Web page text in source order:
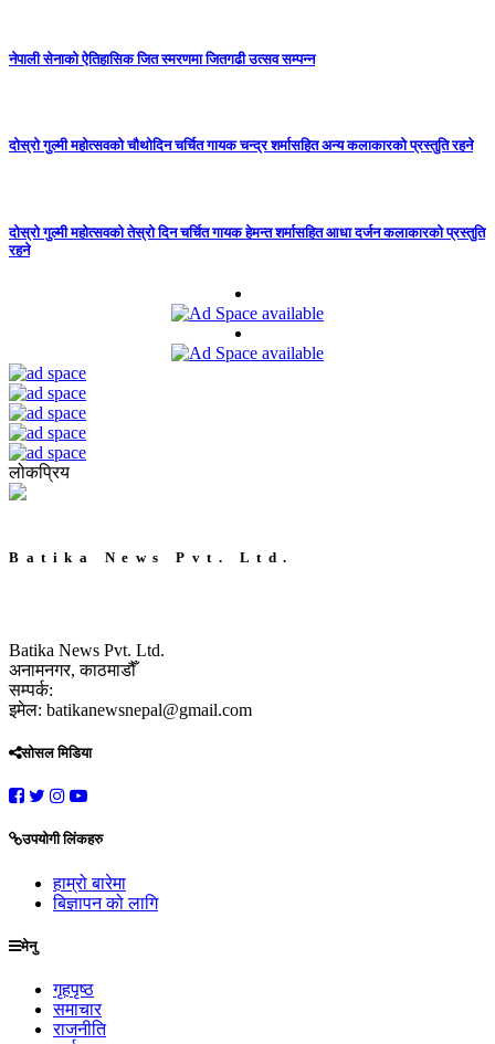
नेपाली सेनाको ऐतिहासिक जित स्मरणमा जितगढी उत्सव सम्पन्न
दोस्रो गुल्मी महोत्सवको चौथोदिन चर्चित गायक चन्द्र शर्मासहित अन्य कलाकारको प्रस्तुति रहने
दोस्रो गुल्मी महोत्सवको तेस्रो दिन चर्चित गायक हेमन्त शर्मासहित आधा दर्जन कलाकारको प्रस्तुति
रहने
लोकप्रिय
Batika News Pvt. Ltd.
Batika News Pvt. Ltd.
अनामनगर, काठमाडौँ
सम्पर्क:
इमेल: batikanewsnepal@gmail.com
सोसल मिडिया
उपयोगी लिंकहरु
हाम्रो बारेमा
बिज्ञापन को लागि
मेनु
गृहपृष्ठ
समाचार
राजनीति